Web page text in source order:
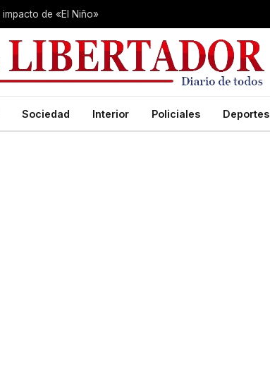
de «El Niño»
Sociedad Interior Policiales Deportes